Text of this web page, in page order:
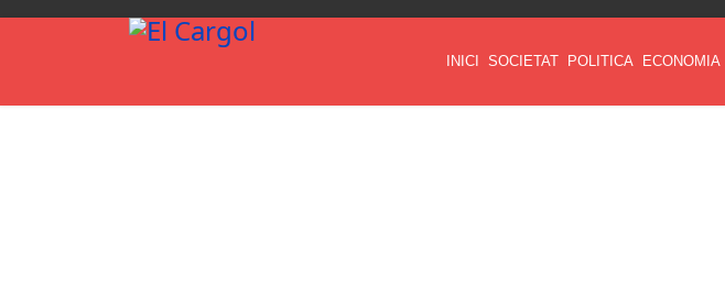
INICI SOCIETAT POLITICA ECONOMIA